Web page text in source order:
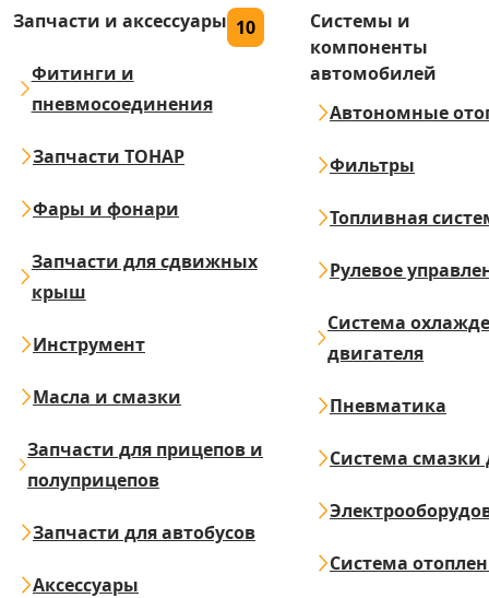
Запчасти и аксессуары 10
Фитинги и
пневмосоединения
Запчасти ТОНАР
Фары и фонари
Запчасти для сдвижных
крыш
Инструмент
Масла и смазки
Запчасти для прицепов и
полуприцепов
Запчасти для автобусов
Аксессуары
Системы и
компоненты
автомобилей
Автономные
Фильтры
Топливная
Рулевое
Система
двигателя
Пневматика
Система смазки
Система